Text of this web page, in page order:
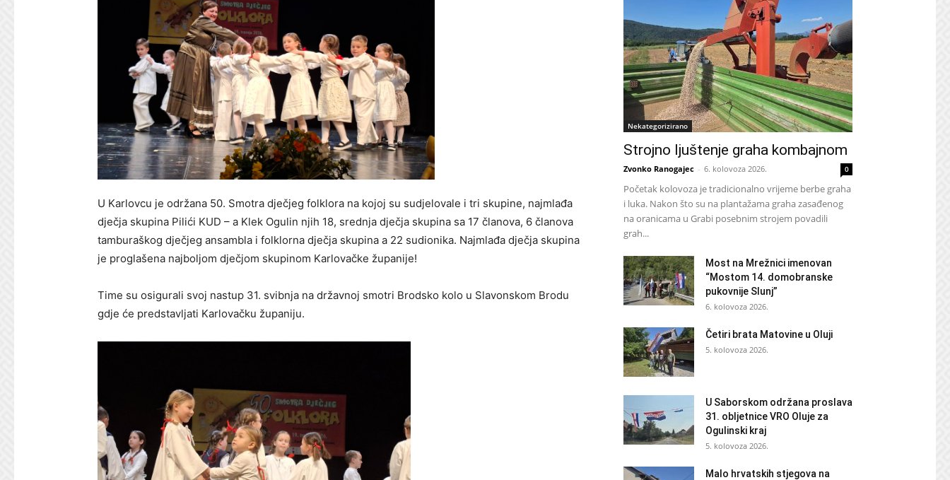
U Karlovcu je održana 50. Smotra dječjeg folklora na kojoj su sudjelovale i tri skupine, najmlađa
dječja skupina Pilići KUD – a Klek Ogulin njih 18, srednja dječja skupina sa 17 članova, 6 članova
tamburaškog dječjeg ansambla i folklorna dječja skupina a 22 sudionika. Najmlađa dječja skupina
je proglašena najboljom dječjom skupinom Karlovačke županije!
Time su osigurali svoj nastup 31. svibnja na državnoj smotri Brodsko kolo u Slavonskom Brodu
gdje će predstavljati Karlovačku županiju.
Nekategorizirano
Strojno ljuštenje graha kombajnom
Zvonko Ranogajec - 6. kolovoza 2026. 0
Početak kolovoza je tradicionalno vrijeme berbe graha
i luka. Nakon što su na plantažama graha zasađenog
na oranicama u Grabi posebnim strojem povadili
grah...
Most na Mrežnici imenovan
“Mostom 14. domobranske
pukovnije Slunj”
6. kolovoza 2026.
Četiri brata Matovine u Oluji
5. kolovoza 2026.
U Saborskom održana proslava
31. obljetnice VRO Oluje za
Ogulinski kraj
5. kolovoza 2026.
Malo hrvatskih stjegova na